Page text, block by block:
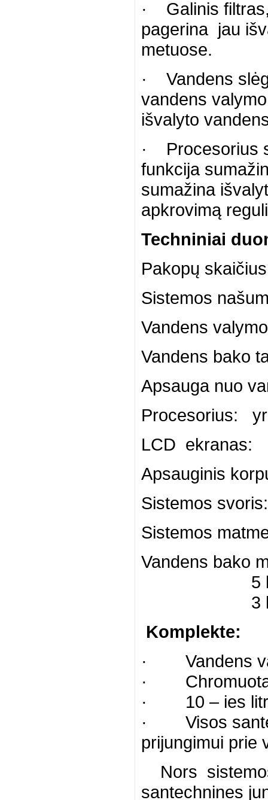
· Galinis filtras,
pagerina jau
metuose.
· Vandens
vandens
išvalyto
· Procesorius
funkcija
sumažina
apkrovimą
Techniniai
Pakopų
Sistemos
Vandens
Vandens bako
Apsauga nuo
Procesorius:
LCD ekranas:
Apsauginis
Sistemos
Sistemos
Vandens bako
5 ltr. -
3 ltr. –
Komplekte:
· Vandens
·
· 10 – ies litrų
· Visos
prijungimui prie
Nors
santechnines